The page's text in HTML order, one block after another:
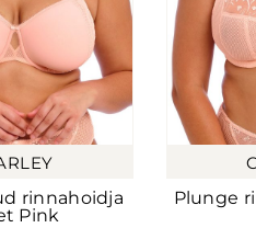
rinnahoidja
Pink
Plunge